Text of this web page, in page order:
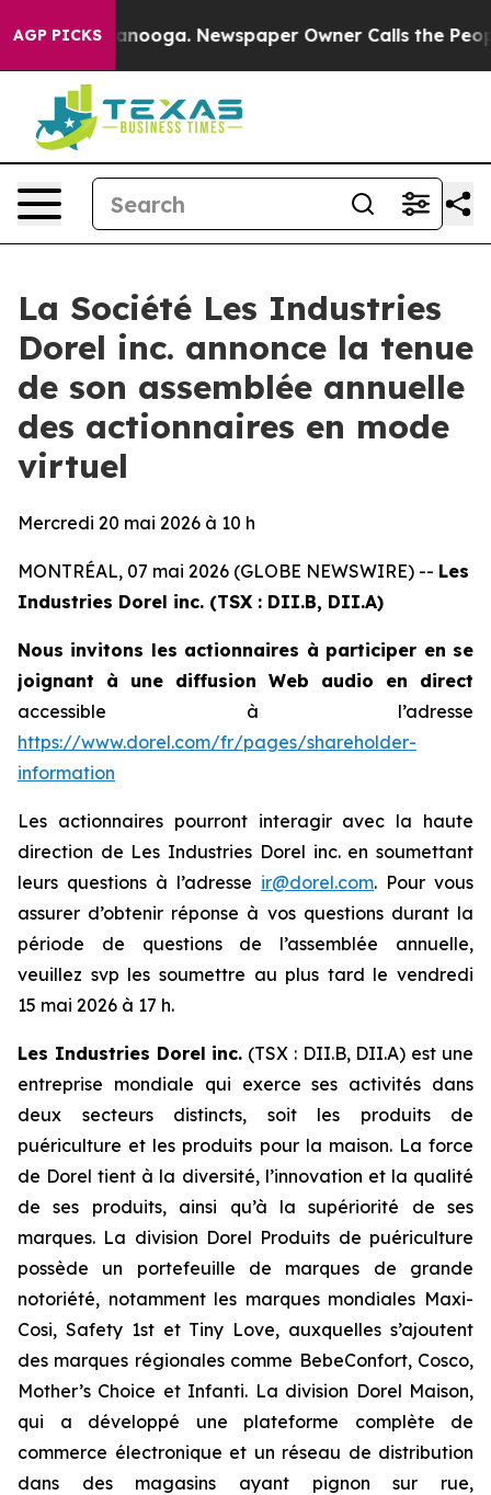
AGP PICKS
in Chattanooga. Newspaper Owner Calls the
La Société Les Industries
Dorel inc. annonce la tenue
de son assemblée annuelle
des actionnaires en mode
virtuel
Mercredi 20 mai 2026 à 10 h
MONTRÉAL, 07 mai 2026 (GLOBE NEWSWIRE) -- Les
Industries Dorel inc. (TSX : DII.B, DII.A)
Nous invitons les actionnaires à participer en se
joignant à une diffusion Web audio en direct
accessible à l’adresse
https://www.dorel.com/fr/pages/shareholder-
information
Les actionnaires pourront interagir avec la haute
direction de Les Industries Dorel inc. en soumettant
leurs questions à l’adresse ir@dorel.com. Pour vous
assurer d’obtenir réponse à vos questions durant la
période de questions de l’assemblée annuelle,
veuillez svp les soumettre au plus tard le vendredi
15 mai 2026 à 17 h.
Les Industries Dorel inc. (TSX : DII.B, DII.A) est une
entreprise mondiale qui exerce ses activités dans
deux secteurs distincts, soit les produits de
puériculture et les produits pour la maison. La force
de Dorel tient à la diversité, l’innovation et la qualité
de ses produits, ainsi qu’à la supériorité de ses
marques. La division Dorel Produits de puériculture
possède un portefeuille de marques de grande
notoriété, notamment les marques mondiales Maxi-
Cosi, Safety 1st et Tiny Love, auxquelles s’ajoutent
des marques régionales comme BebeConfort, Cosco,
Mother’s Choice et Infanti. La division Dorel Maison,
qui a développé une plateforme complète de
commerce électronique et un réseau de distribution
dans des magasins ayant pignon sur rue,